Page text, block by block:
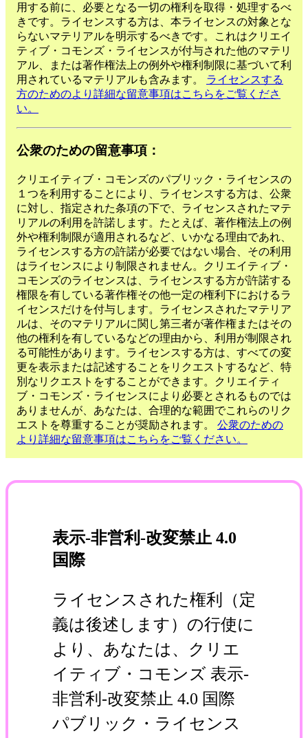
用する前に、必要となる一切の権利を取得・処理するべ
きです。ライセンスする方は、本ライセンスの対象とな
らないマテリアルを明示するべきです。これはクリエイ
ティブ・コモンズ・ライセンスが付与された他のマテリ
アル、または著作権法上の例外や権利制限に基づいて利
用されているマテリアルも含みます。 ライセンスする
方のためのより詳細な留意事項はこちらをご覧くださ
い。
公衆のための留意事項：
クリエイティブ・コモンズのパブリック・ライセンスの
１つを利用することにより、ライセンスする方は、公衆
に対し、指定された条項の下で、ライセンスされたマテ
リアルの利用を許諾します。たとえば、著作権法上の例
外や権利制限が適用されるなど、いかなる理由であれ、
ライセンスする方の許諾が必要ではない場合、その利用
はライセンスにより制限されません。クリエイティブ・
コモンズのライセンスは、ライセンスする方が許諾する
権限を有している著作権その他一定の権利下におけるラ
イセンスだけを付与します。ライセンスされたマテリア
ルは、そのマテリアルに関し第三者が著作権またはその
他の権利を有しているなどの理由から、利用が制限され
る可能性があります。ライセンスする方は、すべての変
更を表示または記述することをリクエストするなど、特
別なリクエストをすることができます。クリエイティ
ブ・コモンズ・ライセンスにより必要とされるものでは
ありませんが、あなたは、合理的な範囲でこれらのリク
エストを尊重することが奨励されます。 公衆のための
より詳細な留意事項はこちらをご覧ください。
表示-非営利-改変禁止 4.0
国際
ライセンスされた権利（定
義は後述します）の行使に
より、あなたは、クリエ
イティブ・コモンズ 表示-
非営利-改変禁止 4.0 国際
パブリック・ライセンス